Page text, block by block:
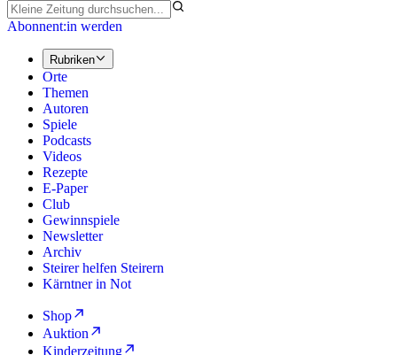
Abonnent:in werden
Rubriken
Orte
Themen
Autoren
Spiele
Podcasts
Videos
Rezepte
E-Paper
Club
Gewinnspiele
Newsletter
Archiv
Steirer helfen Steirern
Kärntner in Not
Shop
Auktion
Kinderzeitung